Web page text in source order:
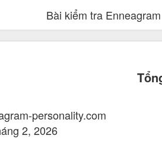
Bài kiểm tra Enneagram
personality.com
2, 2026